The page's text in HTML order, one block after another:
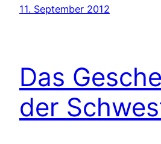
11. September 2012
Das
der